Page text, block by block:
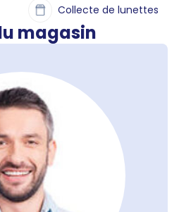
Collecte de lunettes
magasin